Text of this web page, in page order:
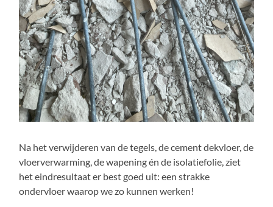
Na het verwijderen van de tegels, de cement dekvloer, de
vloerverwarming, de wapening én de isolatiefolie, ziet
het eindresultaat er best goed uit: een strakke
ondervloer waarop we zo kunnen werken!